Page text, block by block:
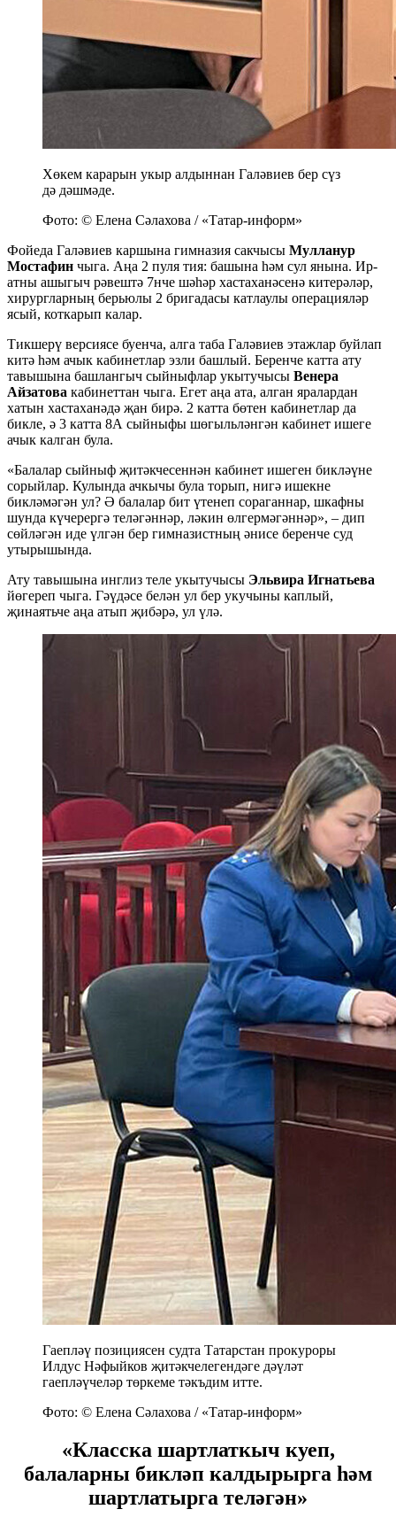
Хөкем карарын укыр алдыннан Галәвиев бер сүз
дә дәшмәде.
Фото: © Елена Сәлахова / «Татар-информ»
Фойеда Галәвиев каршына гимназия сакчысы Мулланур
Мостафин чыга. Аңа 2 пуля тия: башына һәм сул янына. Ир-
атны ашыгыч рәвештә 7нче шәһәр хастаханәсенә китерәләр,
хирургларның берьюлы 2 бригадасы катлаулы операцияләр
ясый, коткарып калар.
Тикшерү версиясе буенча, алга таба Галәвиев этажлар буйлап
китә һәм ачык кабинетлар эзли башлый. Беренче катта ату
тавышына башлангыч сыйныфлар укытучысы Венера
Айзатова кабинеттан чыга. Егет аңа ата, алган яралардан
хатын хастаханәдә җан бирә. 2 катта бөтен кабинетлар да
бикле, ә 3 катта 8А сыйныфы шөгыльләнгән кабинет ишеге
ачык калган була.
«Балалар сыйныф җитәкчесеннән кабинет ишеген бикләүне
сорыйлар. Кулында ачкычы була торып, нигә ишекне
бикләмәгән ул? Ә балалар бит үтенеп сораганнар, шкафны
шунда күчерергә теләгәннәр, ләкин өлгермәгәннәр», – дип
сөйләгән иде үлгән бер гимназистның әнисе беренче суд
утырышында.
Ату тавышына инглиз теле укытучысы Эльвира Игнатьева
йөгереп чыга. Гәүдәсе белән ул бер укучыны каплый,
җинаятьче аңа атып җибәрә, ул үлә.
Гаепләү позициясен судта Татарстан прокуроры
Илдус Нәфыйков җитәкчелегендәге дәүләт
гаепләүчеләр төркеме тәкъдим итте.
Фото: © Елена Сәлахова / «Татар-информ»
«Класска шартлаткыч куеп,
балаларны бикләп калдырырга һәм
шартлатырга теләгән»